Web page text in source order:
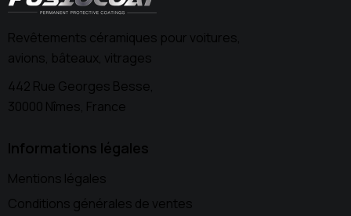
Revêtements céramiques pour voitures,
avions, bâteaux, vitrages
442 Rue Georges Besse,
30000 Nîmes, France
Informations légales
Mentions légales
Conditions générales de ventes